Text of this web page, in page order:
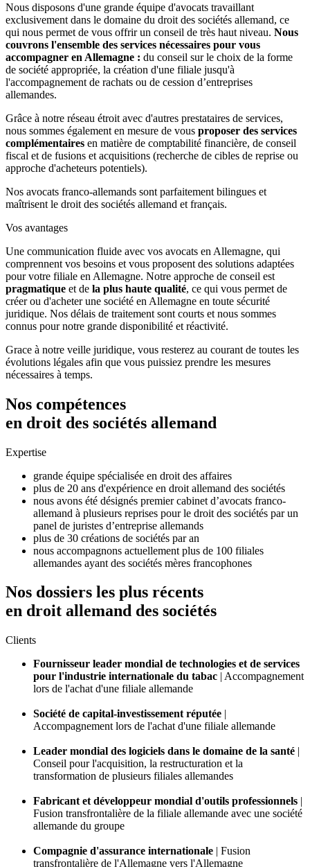
Nous disposons d'une grande équipe d'avocats travaillant
exclusivement dans le domaine du droit des sociétés allemand, ce
qui nous permet de vous offrir un conseil de très haut niveau. Nous
couvrons l'ensemble des services nécessaires pour vous
accompagner en Allemagne : du conseil sur le choix de la forme
de société appropriée, la création d'une filiale jusqu'à
l'accompagnement de rachats ou de cession d’entreprises
allemandes.
Grâce à notre réseau étroit avec d'autres prestataires de services,
nous sommes également en mesure de vous proposer des services
complémentaires en matière de comptabilité financière, de conseil
fiscal et de fusions et acquisitions (recherche de cibles de reprise ou
approche d'acheteurs potentiels).
Nos avocats franco-allemands sont parfaitement bilingues et
maîtrisent le droit des sociétés allemand et français.
Vos avantages
Une communication fluide avec vos avocats en Allemagne, qui
comprennent vos besoins et vous proposent des solutions adaptées
pour votre filiale en Allemagne. Notre approche de conseil est
pragmatique et de la plus haute qualité, ce qui vous permet de
créer ou d'acheter une société en Allemagne en toute sécurité
juridique. Nos délais de traitement sont courts et nous sommes
connus pour notre grande disponibilité et réactivité.
Grace à notre veille juridique, vous resterez au courant de toutes les
évolutions légales afin que vous puissiez prendre les mesures
nécessaires à temps.
Nos compétences
en droit des sociétés allemand
Expertise
grande équipe spécialisée en droit des affaires
plus de 20 ans d'expérience en droit allemand des sociétés
nous avons été désignés premier cabinet d’avocats franco-
allemand à plusieurs reprises pour le droit des sociétés par un
panel de juristes d’entreprise allemands
plus de 30 créations de sociétés par an
nous accompagnons actuellement plus de 100 filiales
allemandes ayant des sociétés mères francophones
Nos dossiers les plus récents
en droit allemand des sociétés
Clients
Fournisseur leader mondial de technologies et de services
pour l'industrie internationale du tabac | Accompagnement
lors de l'achat d'une filiale allemande
Société de capital-investissement réputée |
Accompagnement lors de l'achat d'une filiale allemande
Leader mondial des logiciels dans le domaine de la santé |
Conseil pour l'acquisition, la restructuration et la
transformation de plusieurs filiales allemandes
Fabricant et développeur mondial d'outils professionnels |
Fusion transfrontalière de la filiale allemande avec une société
allemande du groupe
Compagnie d'assurance internationale | Fusion
transfrontalière de l'Allemagne vers l'Allemagne